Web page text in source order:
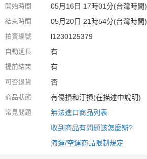
開始時間 05月16日 17時01分(台灣時間)
結束時間 05月20日 21時54分(台灣時間)
拍賣編號 l1230125379
自動延長 有
提前結束 有
可否退貨 否
商品狀態 有傷損和汙損(在描述中說明)
常見問題
無法進口商品列表
收到商品有問題該怎麼辦?
海運/空運商品限制規定